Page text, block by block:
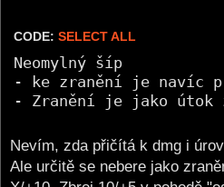
t
CODE: SELECT ALL
Neomylný šíp
- ke zranění je navíc
- Zranění je jako útok
Nevím, zda přičítá k dmg i
Ale určitě se nebere jako